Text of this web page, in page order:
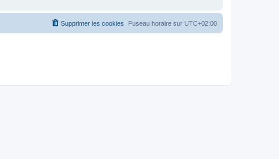
Fuseau horaire sur UTC+02:00
Supprimer les cookies